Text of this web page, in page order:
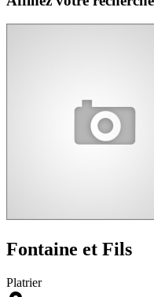
Fontaine et Fils
Platrier